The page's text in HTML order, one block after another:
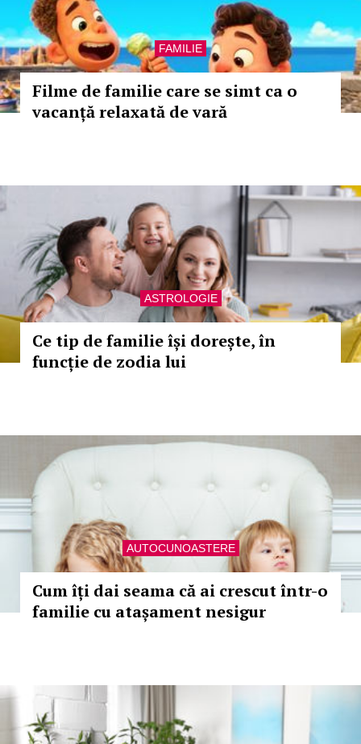
FAMILIE
Filme de familie care se simt ca o
vacanță relaxată de vară
ASTROLOGIE
Ce tip de familie își dorește, în
funcție de zodia lui
AUTOCUNOASTERE
Cum îți dai seama că ai crescut într-o
familie cu atașament nesigur